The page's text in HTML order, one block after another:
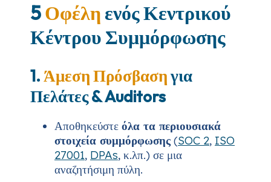
5Οφέληενός Κεντρικού
Κέντρου Συμμόρφωσης
1.Άμεση Πρόσβασηγια
Πελάτες & Auditors
Αποθηκεύστε όλα τα περιουσιακά
στοιχεία συμμόρφωσης (SOC 2, ISO
27001, DPAs, κ.λπ.) σε μια
αναζητήσιμη πύλη.